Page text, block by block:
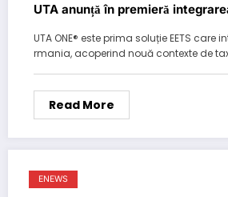
UTA anunță în premieră
UTA One®
UTA ONE® este prima soluție EETS care
rmania, acoperind nouă contexte de
Read More
ENEWS